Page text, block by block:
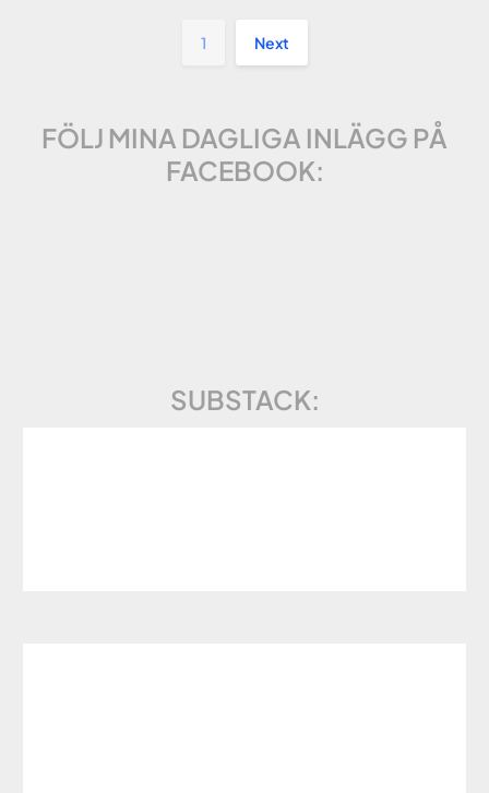
1 Next
FÖLJ MINA DAGLIGA INLÄGG PÅ
FACEBOOK:
SUBSTACK: